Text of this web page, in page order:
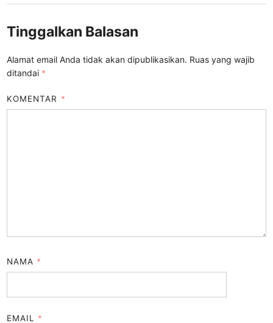
Tinggalkan Balasan
Alamat email Anda tidak akan dipublikasikan. Ruas yang wajib
ditandai *
KOMENTAR *
NAMA *
EMAIL *